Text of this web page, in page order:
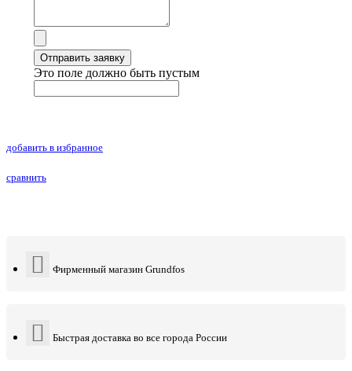
Отправить заявку
Это поле должно быть пустым
добавить в избранное
сравнить
Фирменный магазин Grundfos
Быстрая доставка во все города России